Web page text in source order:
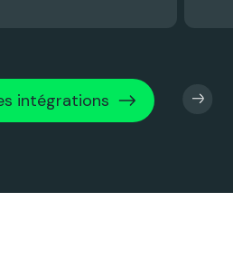
intégrations